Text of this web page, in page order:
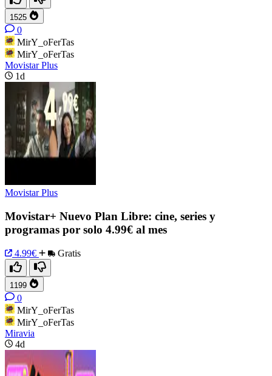
1525
0
MirY_oFerTas
MirY_oFerTas
Movistar Plus
1d
Movistar Plus
Movistar+ Nuevo Plan Libre: cine, series y
programas por solo 4.99€ al mes
4.99€ Gratis
1199
0
MirY_oFerTas
MirY_oFerTas
Miravia
4d